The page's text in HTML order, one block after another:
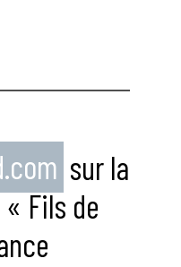
sur la
Fils de